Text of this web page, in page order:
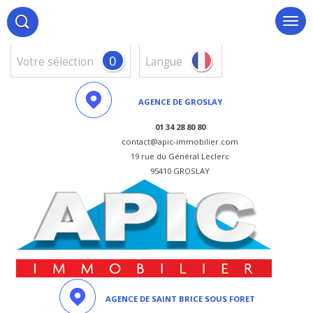
votre sélection 0 Langue
AGENCE DE GROSLAY
01 34 28 80 80
contact@apic-immobilier.com
19 rue du Général Leclerc
95410 GROSLAY
AGENCE DE SAINT BRICE SOUS FORET